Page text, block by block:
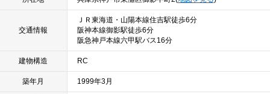
交通情報
ＪＲ東海道・山陽本線住吉駅徒歩6分
阪神本線御影駅徒歩6分
阪急神戸本線六甲駅バス16分
建物構造 RC
築年月 1999年3月